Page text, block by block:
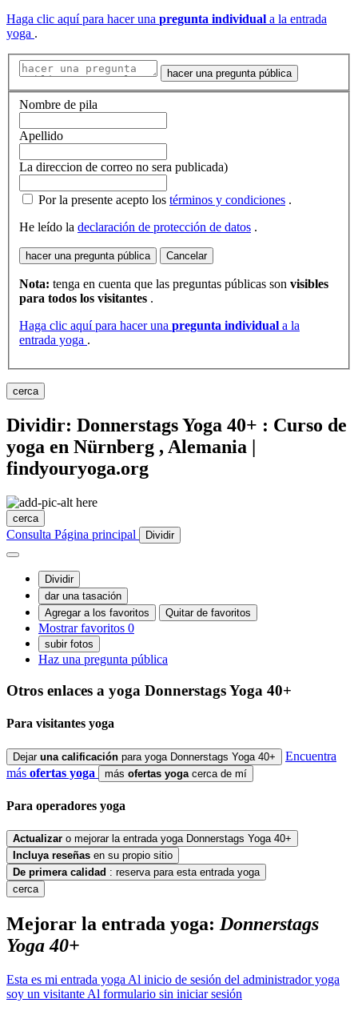
Haga clic aquí para hacer una pregunta individual a la entrada
yoga .
hacer una pregunta pública
Nombre de pila
Apellido
La direccion de correo no sera publicada)
Por la presente acepto los términos y condiciones .
He leído la declaración de protección de datos .
hacer una pregunta pública Cancelar
Nota: tenga en cuenta que las preguntas públicas son visibles
para todos los visitantes .
Haga clic aquí para hacer una pregunta individual a la
entrada yoga .
cerca
Dividir: Donnerstags Yoga 40+ : Curso de
yoga en Nürnberg , Alemania |
findyouryoga.org
cerca
Consulta Página principal Dividir
Dividir
dar una tasación
Agregar a los favoritos
Quitar de favoritos
Mostrar favoritos 0
subir fotos
Haz una pregunta pública
Otros enlaces a yoga Donnerstags Yoga 40+
Para visitantes yoga
Dejar una calificación para yoga Donnerstags Yoga 40+
Encuentra
más ofertas yoga más ofertas yoga cerca de mí
Para operadores yoga
Actualizar o mejorar la entrada yoga Donnerstags Yoga 40+
Incluya reseñas en su propio sitio
De primera calidad : reserva para esta entrada yoga
cerca
Mejorar la entrada yoga: Donnerstags
Yoga 40+
Esta es mi entrada yoga Al inicio de sesión del administrador yoga
soy un visitante Al formulario sin iniciar sesión